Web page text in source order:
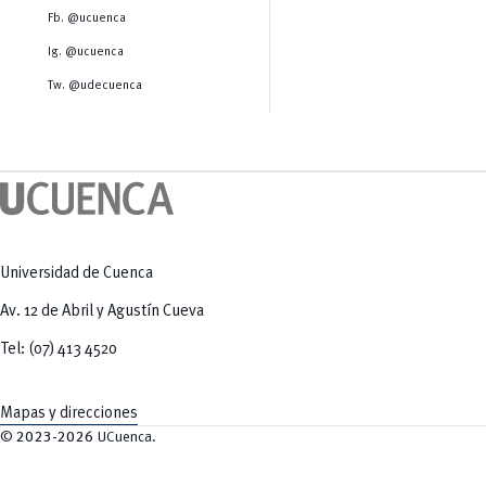
Tecnologías
Radio Universitaria
Sostenibilidad
Fb. @ucuenca
Ig. @ucuenca
Tw. @udecuenca
Universidad de Cuenca
Av. 12 de Abril y Agustín Cueva
Tel: (07) 413 4520
Mapas y direcciones
© 2023-2026 UCuenca.